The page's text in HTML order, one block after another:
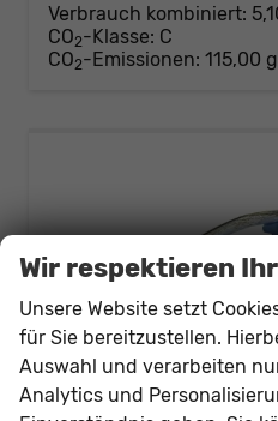
Verbrauch kombiniert:
CO2-Klasse: C
CO2-Emissionen: 115,00
Wir respektieren
Unsere Website setzt
für Sie bereitzustellen.
Auswahl und verarbeiten
Analytics und